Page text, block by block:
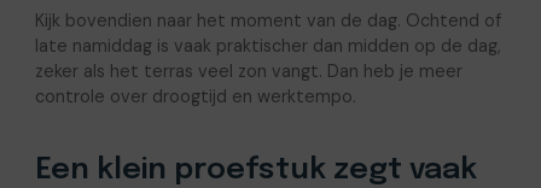
Kijk bovendien naar het moment van de dag. Ochtend of
late namiddag is vaak praktischer dan midden op de dag,
zeker als het terras veel zon vangt. Dan heb je meer
controle over droogtijd en werktempo.
Een klein proefstuk zegt vaak